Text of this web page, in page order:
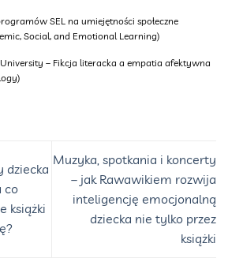
SEL na umiejętności społeczne
Social, and Emotional Learning)
– Fikcja literacka a empatia afektywna
dziecka
co
książki
Muzyka, spotkania i koncerty
– jak Rawawikiem rozwija
inteligencję emocjonalną
dziecka nie tylko przez
książki